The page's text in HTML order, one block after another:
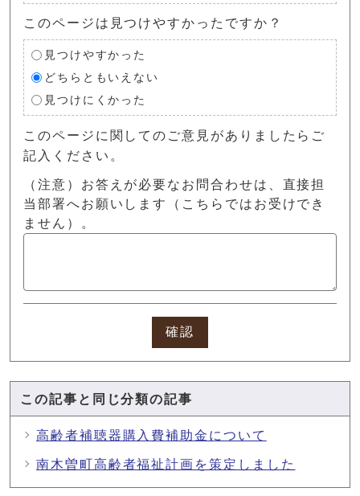
このページは見つけやすかったですか？
見つけやすかった
どちらともいえない
見つけにくかった
このページに関してのご意見がありましたらご
記入ください。
（注意）お答えが必要なお問合わせは、直接担
当部署へお願いします（こちらではお受けでき
ません）。
確認
この記事と同じ分類の記事
高齢者補聴器購入費補助金について
南木曽町高齢者福祉計画を策定しました